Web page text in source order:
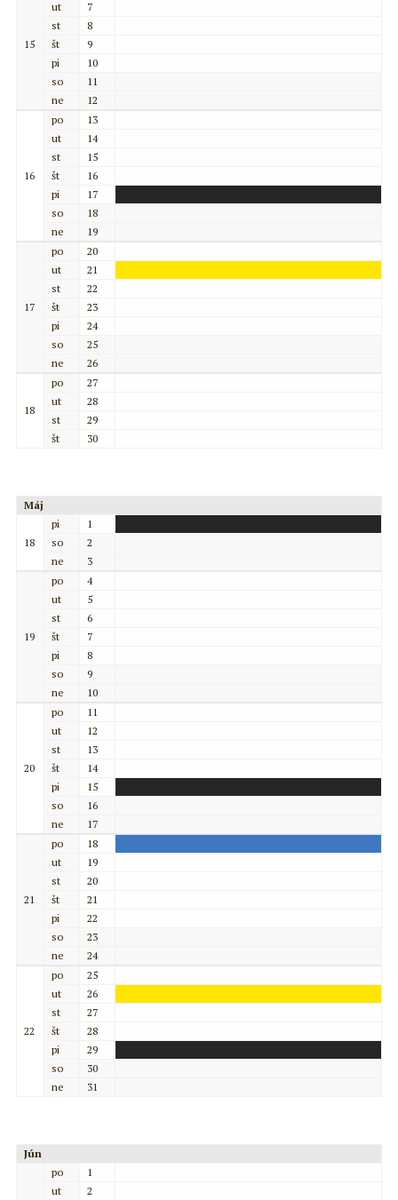
15
ut
7
st
8
št
9
pi
10
so
11
ne
12
16
po
13
ut
14
st
15
št
16
pi
17
so
18
ne
19
17
po
20
ut
21
st
22
št
23
pi
24
so
25
ne
26
18
po
27
ut
28
st
29
št
30
Máj
18
pi
1
so
2
ne
3
19
po
4
ut
5
st
6
št
7
pi
8
so
9
ne
10
20
po
11
ut
12
st
13
št
14
pi
15
so
16
ne
17
21
po
18
ut
19
st
20
št
21
pi
22
so
23
ne
24
22
po
25
ut
26
st
27
št
28
pi
29
so
30
ne
31
Jún
po
1
ut
2